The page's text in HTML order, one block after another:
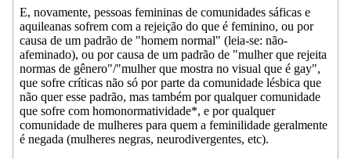
E, novamente, pessoas femininas de comunidades sáficas e
aquileanas sofrem com a rejeição do que é feminino, ou por
causa de um padrão de "homem normal" (leia-se: não-
afeminado), ou por causa de um padrão de "mulher que rejeita
normas de gênero"/"mulher que mostra no visual que é gay",
que sofre críticas não só por parte da comunidade lésbica que
não quer esse padrão, mas também por qualquer comunidade
que sofre com homonormatividade*, e por qualquer
comunidade de mulheres para quem a feminilidade geralmente
é negada (mulheres negras, neurodivergentes, etc).